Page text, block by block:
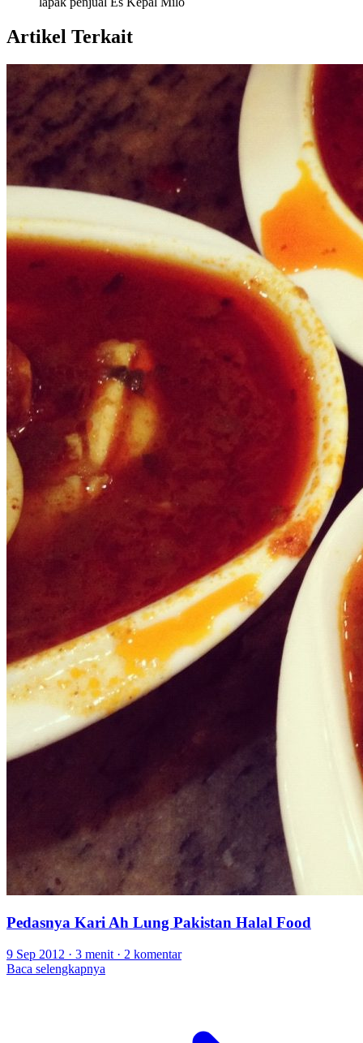
Artikel Terkait
Pedasnya Kari Ah Lung Pakistan Halal Food
9 Sep 2012 · 3 menit · 2 komentar
Baca selengkapnya